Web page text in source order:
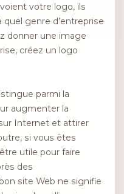
votre logo, ils
genre d’entreprise
donner une image
créez un logo
parmi la
augmenter la
Internet et attirer
si vous êtes
utile pour faire
des
site Web ne signifie